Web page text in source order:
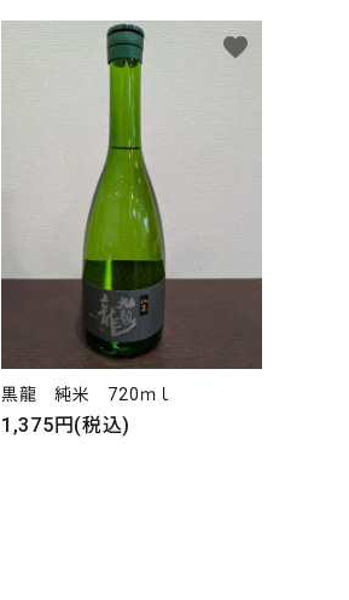
黒龍 純米 720ｍｌ
1,375円(税込)
favorite